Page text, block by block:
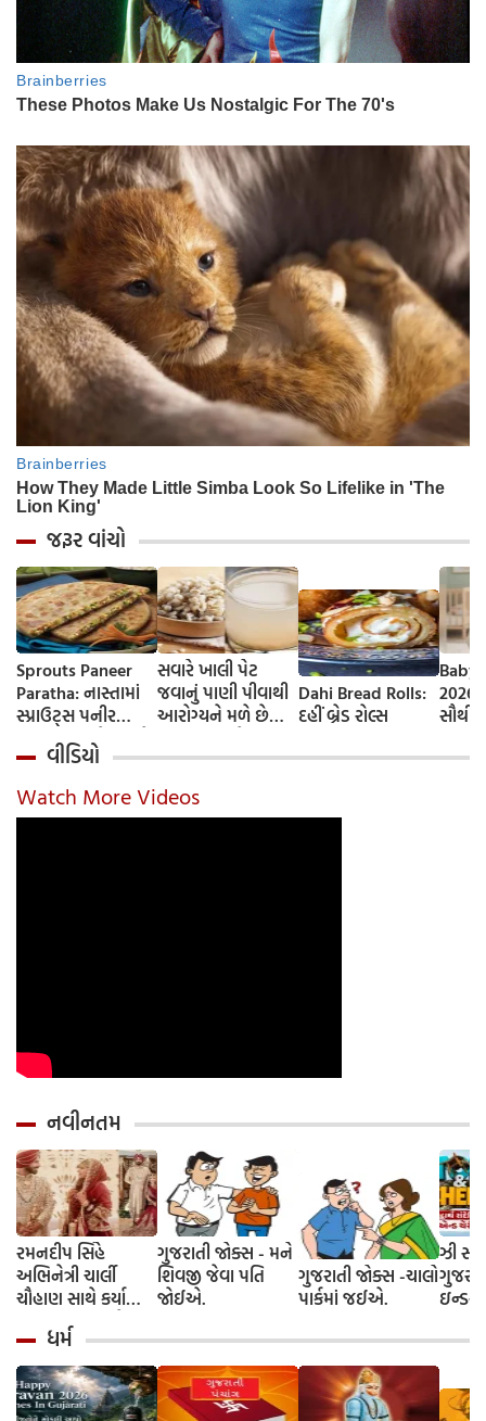
જરૂર વાંચો
Sprouts Paneer
Paratha: નાસ્તામાં
સ્પ્રાઉટ્સ પનીર
પરાઠા બનાવો, તમને
પ્રોટીનનો ડબલ ડોઝ
મળશે
સવારે ખાલી પેટ
જવાનું પાણી પીવાથી
આરોગ્યને મળે છે
જાણીએ તેના ફાયદા
અને ઉપયોગ કરવાની
યોગ્ય રીત
Dahi Bread Rolls:
દહીં બ્રેડ રોલ્સ
Baby
વીડિયો
Watch More Videos
નવીનતમ
રમનદીપ સિંહે
અભિનેત્રી ચાર્લી
ચૌહાણ સાથે કર્યા
લગ્ન, જશ્નમાં ક્રિકેટ
જગતના કલાકારોની
હાજરી
ગુજરાતી જોક્સ - મને
શિવજી જેવા પતિ
જોઈએ.
ગુજરાતી જોક્સ -ચાલો
પાર્કમાં જઈએ.
ઝી
રિલીઝ
ધર્મ